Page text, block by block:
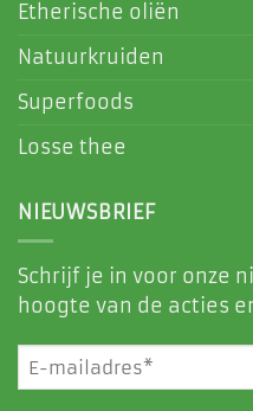
Etherische oliën
Natuurkruiden
Superfoods
Losse thee
NIEUWSBRIEF
Schrijf je in voor onze
hoogte van de acties
E-
mailadres